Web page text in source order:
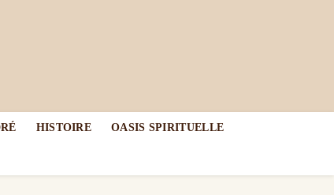
HISTOIRE OASIS SPIRITUELLE